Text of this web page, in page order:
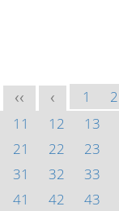
<< < 1 2
11
12 13
21
22 23
31
32 33
41
42 43